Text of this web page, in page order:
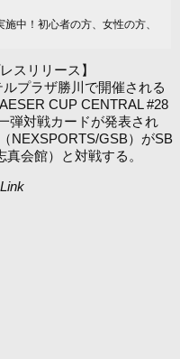
中！初心者の方、女性の方、
スリリース】
プラザ勝川で開催される
CUP CENTRAL #28
弾対戦カードが発表され
NEXSPORTS/GSB）がSB
会館）と対戦する。